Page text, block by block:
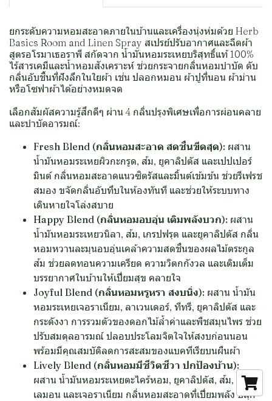
ยกระดับความหอมสะอาดภายในบ้านและเครื่องนุ่งห่มด้วย Herb
Basics Room and Linen Spray สเปรย์ปรับอากาศและฉีดผ้า
สูตรอโรมาเธอราพี สกัดจาก น้ำมันหอมระเหยบริสุทธิ์แท้ 100%
ไร้สารเคมีและน้ำหอมสังเคราะห์ ช่วยกระจายกลิ่นหอมบำบัด ดับ
กลิ่นอับชื้นที่ฝังลึกในใยผ้า เช่น ปลอกหมอน ผ้าปูที่นอน ผ้าม่าน
หรือโซฟาผ้าได้อย่างหมดจด
เลือกสัมผัสความรู้สึกดีๆ ผ่าน 4 กลิ่นปรุงพิเศษเพื่อการผ่อนคลาย
และบำบัดอารมณ์:
Fresh Blend (กลิ่นหอมสะอาด สดชื่นขีดสุด): ผสาน
น้ำมันหอมระเหยผิวกะกรูด, ส้ม, ยูคาลิปตัส และเปปเปอร์
มินต์ กลิ่นหอมสะอาดแนวซิตรัสและมิ้นต์เข้มข้น ช่วยรีเฟรช
สมอง ขจัดกลิ่นอับทึบในห้องทันที และช่วยให้ระบบทาง
เดินหายใจโล่งสบาย
Happy Blend (กลิ่นหอมอบอุ่น เติมพลังบวก): ผสาน
น้ำมันหอมระเหยวนิลา, ส้ม, เกรปฟรุต และยูคาลิปตัส กลิ่น
หอมหวานละมุนอบอุ่นเคล้าความสดชื่นของผลไม้ตระกูล
ส้ม ช่วยลดทอนความเครียด ความวิตกกังวล และเติมเต็ม
บรรยากาศในบ้านให้เปี่ยมสุข คลายใจ
Joyful Blend (กลิ่นหอมหรูหรา สงบนิ่ง): ผสาน น้ำมัน
หอมระเหยเจอราเนียม, ลาเวนเดอร์, ทีทรี, ยูคาลิปตัส และ
กระดังงา การรวมตัวของดอกไม้ล้ำค่าและพืชสมุนไพร ช่วย
ปรับสมดุลอารมณ์ ปลอบประโลมจิตใจให้สงบก่อนนอน
พร้อมมีคุณสมบัติลดการสะสมของแบคทีเรียบนผืนผ้า
Lively Blend (กลิ่นหอมมีชีวิตชีวา ปกป้องบ้าน):
ผสาน น้ำมันหอมระเหยตะไคร้หอม, ยูคาลิปตัส, ส้ม,
เลมอน และเจอราเนียม กลิ่นหอมสะอาดที่เปี่ยมพลัง ปลุก